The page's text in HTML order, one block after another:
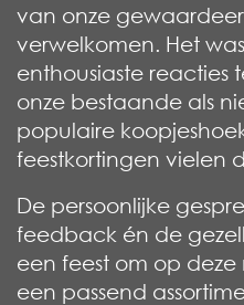
van onze
verwelkomen. Het
enthousiaste reacties
onze bestaande als
populaire
feestkortingen vielen
De persoonlijke
feedback én de
een feest om op
een passend